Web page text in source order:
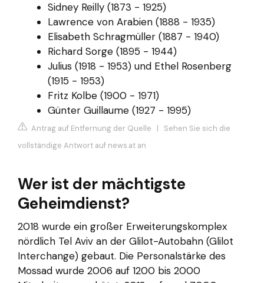
Sidney Reilly (1873 - 1925)
Lawrence von Arabien (1888 - 1935)
Elisabeth Schragmüller (1887 - 1940)
Richard Sorge (1895 - 1944)
Julius (1918 - 1953) und Ethel Rosenberg
(1915 - 1953)
Fritz Kolbe (1900 - 1971)
Günter Guillaume (1927 - 1995)
Antrag auf Entfernung der Quelle | Sehen Sie sich die
vollständige Antwort auf news.at an
Wer ist der mächtigste
Geheimdienst?
2018 wurde ein großer Erweiterungskomplex
nördlich Tel Aviv an der Glilot-Autobahn (Glilot
Interchange) gebaut. Die Personalstärke des
Mossad wurde 2006 auf 1200 bis 2000